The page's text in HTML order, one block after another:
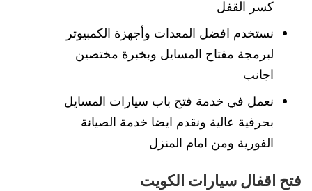
كسر القفل
نستخدم افضل المعدات وأجهزة الكمبيوتر
لبرمجة مفتاح المسايل وبخبرة مختصين
اجانب
نعمل في خدمة فتح باب سيارات المسايل
بحرفية عالية ونقدم ايضا خدمة الصيانة
الفورية ومن امام المنزل
فتح اقفال سيارات الكويت